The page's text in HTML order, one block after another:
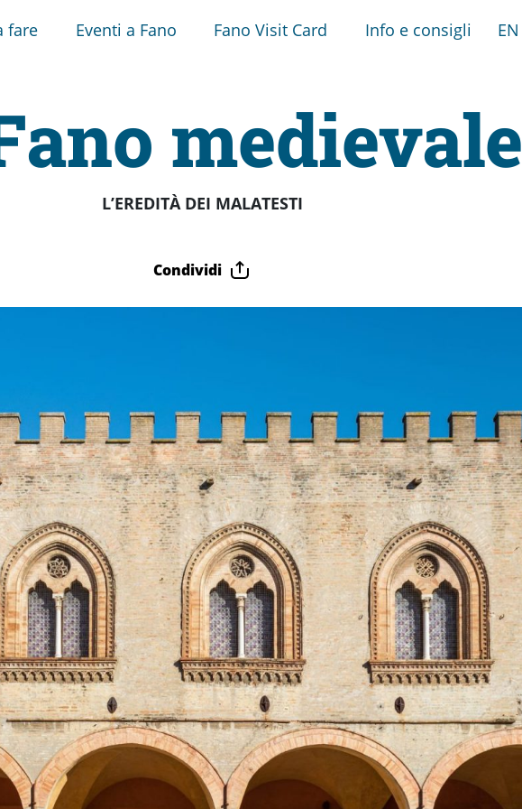
fare Eventi a Fano Fano Visit Card Info e consigli EN
medievale
L’EREDITÀ DEI MALATESTI
Condividi